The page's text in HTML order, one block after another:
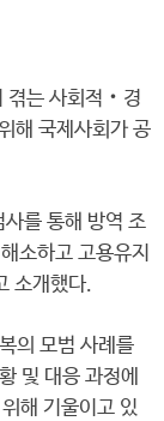
겪는 사회적‧경
해 국제사회가 공
를 통해 방역 조
소하고 고용유지
소개했다.
의 모범 사례를
및 대응 과정에
해 기울이고 있